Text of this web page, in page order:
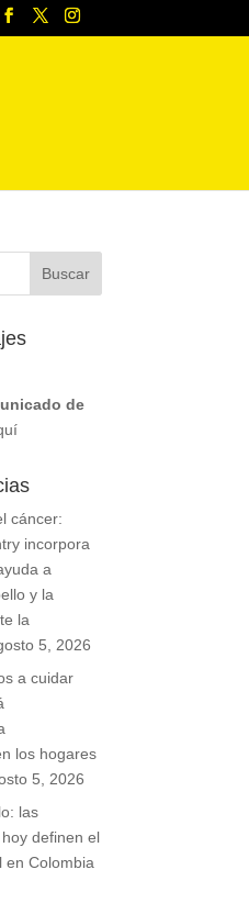
de
cáncer:
incorpora
a
y la
la
5, 2026
a cuidar
los hogares
5, 2026
las
definen el
en Colombia